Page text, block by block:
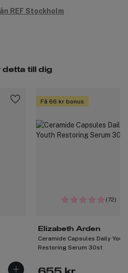
REF Stockholm
till dig
Få 66 kr bonus
(72)
Elizabeth Arden
Ceramide Capsules Daily Youth
Restoring Serum 30st